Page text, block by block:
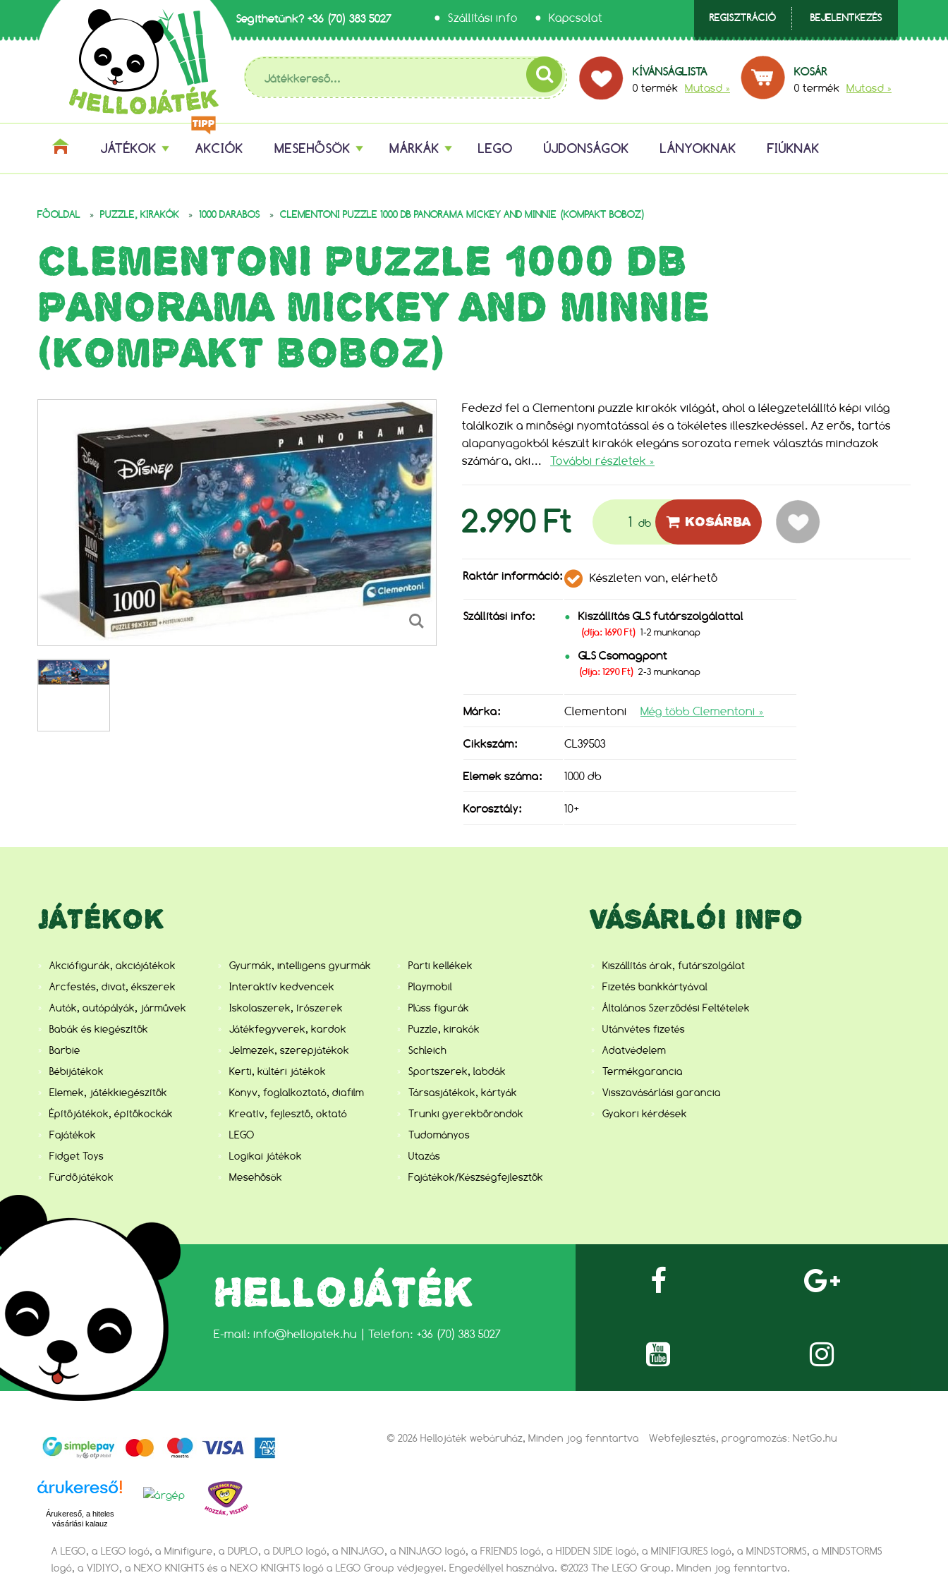
Segíthetünk? +36 (70) 383 5027 Szállítási info Kapcsolat REGISZTRÁCIÓ BEJELENTKEZÉS
KÍVÁNSÁGLISTA
0 termék Mutasd »
KOSÁR
0 termék Mutasd »
JÁTÉKOK AKCIÓK MESEHŐSÖK MÁRKÁK LEGO ÚJDONSÁGOK LÁNYOKNAK FIÚKNAK
FŐOLDAL » PUZZLE, KIRAKÓK » 1000 DARABOS » CLEMENTONI PUZZLE 1000 DB PANORAMA MICKEY AND MINNIE (KOMPAKT BOBOZ)
CLEMENTONI PUZZLE 1000 DB
PANORAMA MICKEY AND MINNIE
(KOMPAKT BOBOZ)
Fedezd fel a Clementoni puzzle kirakók világát, ahol a lélegzetelállító képi világ
találkozik a minőségi nyomtatással és a tökéletes illeszkedéssel. Az erős, tartós
alapanyagokból készült kirakók elegáns sorozata remek választás mindazok
számára, aki... További részletek »
2.990 Ft db KOSÁRBA
Raktár információ: Készleten van, elérhető
Szállítási info: Kiszállítás GLS futárszolgálattal
(díja: 1690 Ft) 1-2 munkanap
GLS Csomagpont
(díja: 1290 Ft) 2-3 munkanap
Márka: Clementoni Még több Clementoni »
Cikkszám: CL39503
Elemek száma: 1000 db
Korosztály: 10+
JÁTÉKOK
Akciófigurák, akciójátékok
Arcfestés, divat, ékszerek
Autók, autópályák, járművek
Babák és kiegészítők
Barbie
Bébijátékok
Elemek, játékkiegészítők
Építőjátékok, építőkockák
Fajátékok
Fidget Toys
Fürdőjátékok
Gyurmák, intelligens gyurmák
Interaktív kedvencek
Iskolaszerek, írószerek
Játékfegyverek, kardok
Jelmezek, szerepjátékok
Kerti, kültéri játékok
Könyv, foglalkoztató, diafilm
Kreatív, fejlesztő, oktató
LEGO
Logikai játékok
Mesehősök
Parti kellékek
Playmobil
Plüss figurák
Puzzle, kirakók
Schleich
Sportszerek, labdák
Társasjátékok, kártyák
Trunki gyerekbőröndök
Tudományos
Utazás
Fajátékok/Készségfejlesztők
VÁSÁRLÓI INFO
Kiszállítás árak, futárszolgálat
Fizetés bankkártyával
Általános Szerződési Feltételek
Utánvétes fizetés
Adatvédelem
Termékgarancia
Visszavásárlási garancia
Gyakori kérdések
HELLOJÁTÉK
E-mail: info@hellojatek.hu | Telefon: +36 (70) 383 5027
Árukereső, a hiteles
vásárlási kalauz
© 2026 Hellojáték webáruház, Minden jog fenntartva Webfejlesztés, programozás: NetGo.hu
A LEGO, a LEGO logó, a Minifigure, a DUPLO, a DUPLO logó, a NINJAGO, a NINJAGO logó, a FRIENDS logó, a HIDDEN SIDE logó, a MINIFIGURES logó, a MINDSTORMS, a MINDSTORMS
logó, a VIDIYO, a NEXO KNIGHTS és a NEXO KNIGHTS logó a LEGO Group védjegyei. Engedéllyel használva. ©2023 The LEGO Group. Minden jog fenntartva.